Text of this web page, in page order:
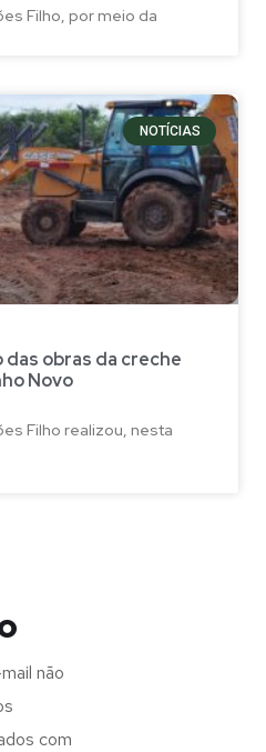
Filho, por meio da
NOTÍCIAS
das obras da creche
Novo
Filho realizou, nesta
não
com